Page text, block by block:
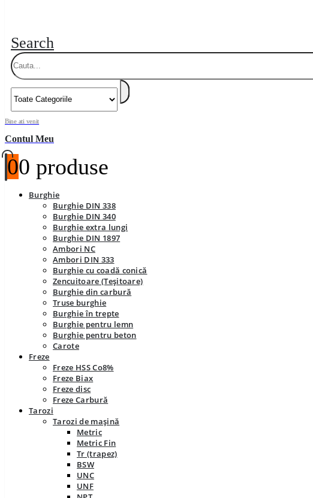
Search
Bine ati venit
Contul Meu
00 produse
Burghie
Burghie DIN 338
Burghie DIN 340
Burghie extra lungi
Burghie DIN 1897
Ambori NC
Ambori DIN 333
Burghie cu coadă conică
Zencuitoare (Teșitoare)
Burghie din carbură
Truse burghie
Burghie în trepte
Burghie pentru lemn
Burghie pentru beton
Carote
Freze
Freze HSS Co8%
Freze Biax
Freze disc
Freze Carbură
Tarozi
Tarozi de mașină
Metric
Metric Fin
Tr (trapez)
BSW
UNC
UNF